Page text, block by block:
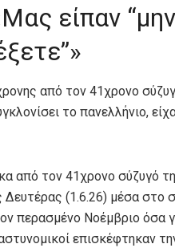
είπαν “μην
από τον 41χρονο
το πανελλήνιο,
από τον 41χρονο σύζυγό
(1.6.26) μέσα στο
περασμένο Νοέμβριο όσα
επισκέφτηκαν